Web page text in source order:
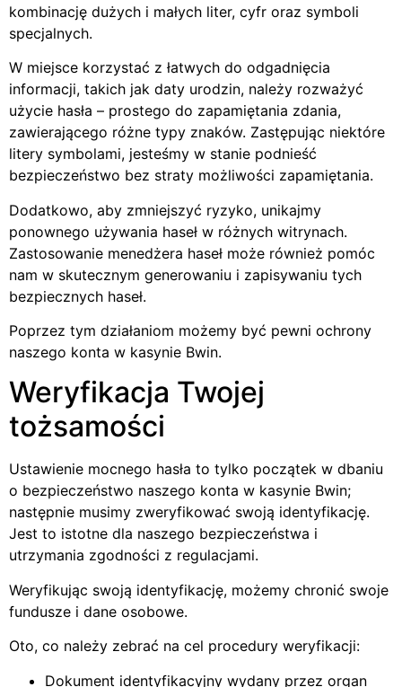
kombinację dużych i małych liter, cyfr oraz symboli
specjalnych.
W miejsce korzystać z łatwych do odgadnięcia
informacji, takich jak daty urodzin, należy rozważyć
użycie hasła – prostego do zapamiętania zdania,
zawierającego różne typy znaków. Zastępując niektóre
litery symbolami, jesteśmy w stanie podnieść
bezpieczeństwo bez straty możliwości zapamiętania.
Dodatkowo, aby zmniejszyć ryzyko, unikajmy
ponownego używania haseł w różnych witrynach.
Zastosowanie menedżera haseł może również pomóc
nam w skutecznym generowaniu i zapisywaniu tych
bezpiecznych haseł.
Poprzez tym działaniom możemy być pewni ochrony
naszego konta w kasynie Bwin.
Weryfikacja Twojej
tożsamości
Ustawienie mocnego hasła to tylko początek w dbaniu
o bezpieczeństwo naszego konta w kasynie Bwin;
następnie musimy zweryfikować swoją identyfikację.
Jest to istotne dla naszego bezpieczeństwa i
utrzymania zgodności z regulacjami.
Weryfikując swoją identyfikację, możemy chronić swoje
fundusze i dane osobowe.
Oto, co należy zebrać na cel procedury weryfikacji:
Dokument identyfikacyjny wydany przez organ